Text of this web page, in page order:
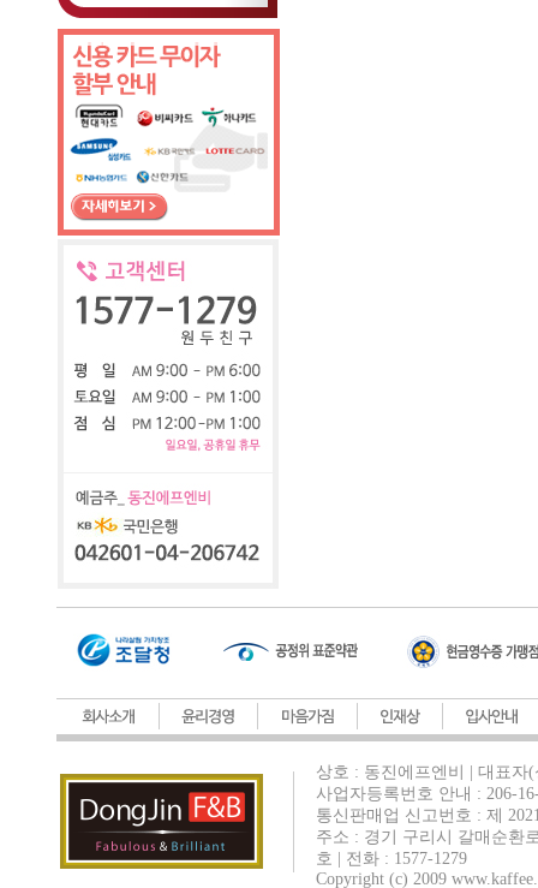
상호 : 동진에프엔비 | 대표
사업자등록번호 안내 : 206-
통신판매업 신고번호 : 제
주소 : 경기 구리시 갈매순환
호 | 전화 : 1577-1279
Copyright (c) 2009